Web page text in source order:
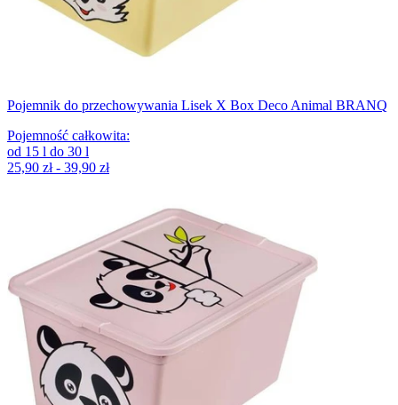
Pojemnik do przechowywania Lisek X Box Deco Animal BRANQ
Pojemność całkowita:
od 15 l do 30 l
25,90 zł - 39,90 zł